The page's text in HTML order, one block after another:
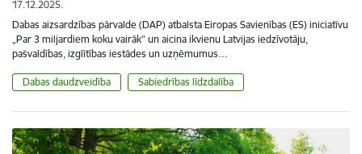
17.12.2025.
Dabas aizsardzības pārvalde (DAP) atbalsta Eiropas Savienības (ES) iniciatīvu
„Par 3 miljardiem koku vairāk” un aicina ikvienu Latvijas iedzīvotāju,
pašvaldības, izglītības iestādes un uzņēmumus…
Dabas daudzveidība Sabiedrības līdzdalība